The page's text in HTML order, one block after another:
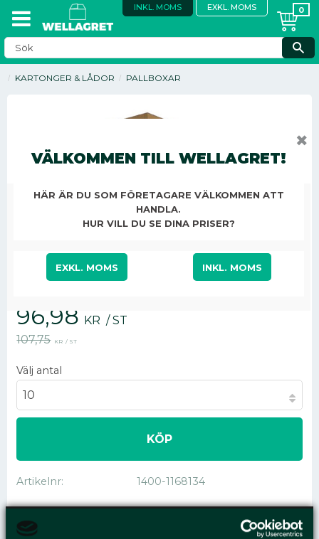
INKL. MOMS EXKL. MOMS
KARTONGER & LÅDOR PALLBOXAR
SPARA
10
Nedsatt pris:
96,98 KR /ST
Ordinarie pris:
107,75 KR / ST
Välj antal
KÖP
Artikelnr 1400-1168134
VÄLKOMMEN TILL WELLAGRET!
HÄR ÄR DU SOM FÖRETAGARE VÄLKOMMEN ATT
HANDLA.
HUR VILL DU SE DINA PRISER?
EXKL. MOMS INKL. MOMS
✖